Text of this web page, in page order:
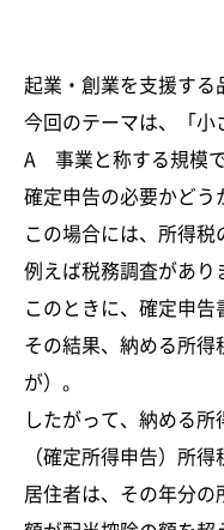
起業・創業を支援する
今回のテーマは、「小
A 事業と称する規模で
確定申告の必要かどう
この場合には、所得税
例えば税務調査があり
このときに、確定申告
その結果、納める所
が）。
したがって、納める
（確定所得申告）所
居住者は、その年分